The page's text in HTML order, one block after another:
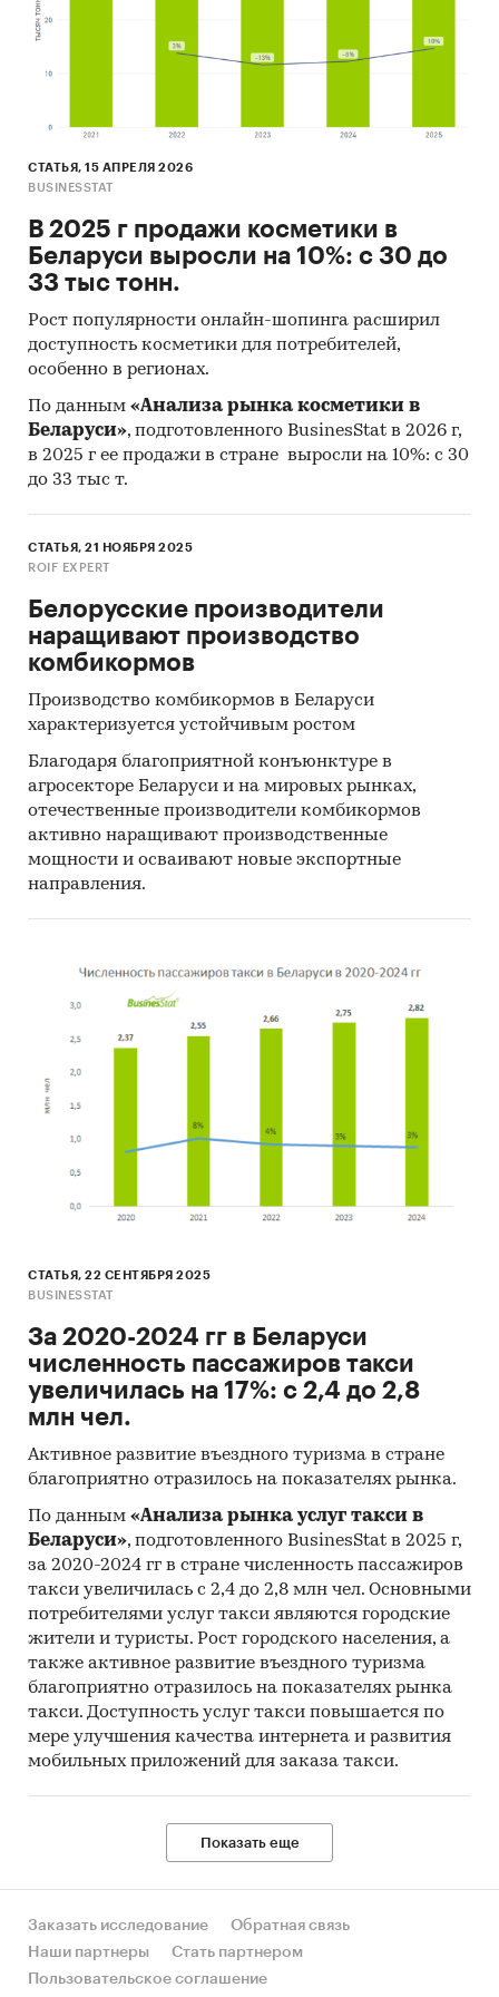
Молдова, Армения, Нидерланды, Латвия,
Финляндия и прочие
Выдержки из исследования:
тканей сформировалась
импортоориентированная модель, большая
часть рынка составляет продукция
- В структуре рынка хлопчатобумажных
тканей в 2019 г. объем импортных поставок
превышал внутреннее производство в 2 раз, а
сальдо торгового баланса было отрицательное
и составляло 24,2 млн.м2.
- Лучшие производственные показатели
демонстрирует Брестская область с объемом
выпуска продукции, составляющим 47,9 млн.м2
продукции.
- Лидером по импортным поставкам в 2019 г.
экспортеров покупает Россия (более 88%).
Единицы измерения:
Количественные показатели в отчете
рассчитаны в м2, стоимостные - в долларах и
белорусских рублях
География исследования:
РБ, регионы РБ, страны мира
Категории: Промышленность / ... /
Текстильная промышленность / Ткани, волокна,
полотно
СНГ / Беларусь
Хлопчатобумажные ткани
СТАТЬЯ, 15 АПРЕЛЯ 2026
BUSINESSTAT
В 2025 г продажи косметики в
Беларуси выросли на 10%: с 30 до
33 тыс тонн.
Рост популярности онлайн-шопинга расширил
доступность косметики для потребителей,
особенно в регионах.
По данным «Анализа рынка косметики в
Беларуси», подготовленного BusinesStat в 2026 г,
в 2025 г ее продажи в стране выросли на 10%: с 30
до 33 тыс т.
СТАТЬЯ, 21 НОЯБРЯ 2025
ROIF EXPERT
Белорусские производители
наращивают производство
комбикормов
Производство комбикормов в Беларуси
характеризуется устойчивым ростом
Благодаря благоприятной конъюнктуре в
агросекторе Беларуси и на мировых рынках,
отечественные производители комбикормов
активно наращивают производственные
мощности и осваивают новые экспортные
направления.
СТАТЬЯ, 22 СЕНТЯБРЯ 2025
BUSINESSTAT
За 2020-2024 гг в Беларуси
численность пассажиров такси
увеличилась на 17%: с 2,4 до 2,8
млн чел.
Активное развитие въездного туризма в стране
благоприятно отразилось на показателях рынка.
По данным «Анализа рынка услуг такси в
Беларуси», подготовленного BusinesStat в 2025 г,
за 2020-2024 гг в стране численность пассажиров
такси увеличилась с 2,4 до 2,8 млн чел. Основными
потребителями услуг такси являются городские
жители и туристы. Рост городского населения, а
также активное развитие въездного туризма
благоприятно отразилось на показателях рынка
такси. Доступность услуг такси повышается по
мере улучшения качества интернета и развития
мобильных приложений для заказа такси.
Показать еще
Заказать исследование
Обратная связь
Наши партнеры
Стать партнером
Пользовательское соглашение